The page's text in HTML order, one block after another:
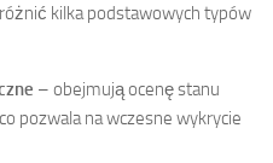
kilka podstawowych typów
– obejmują ocenę stanu
pozwala na wczesne wykrycie